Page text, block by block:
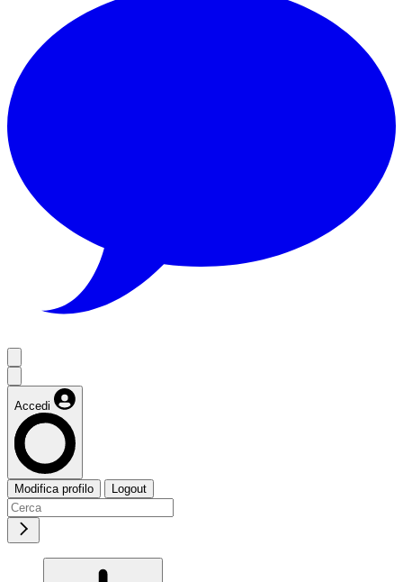
Accedi
Modifica profilo Logout